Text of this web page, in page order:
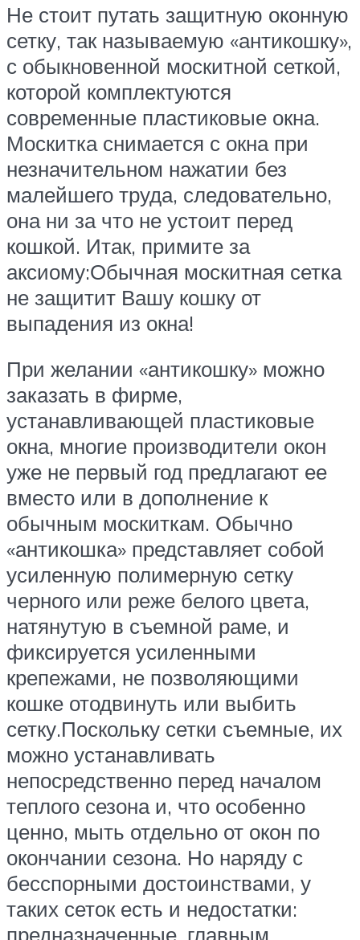
Не стоит путать защитную оконную
сетку, так называемую «антикошку»,
с обыкновенной москитной сеткой,
которой комплектуются
современные пластиковые окна.
Москитка снимается с окна при
незначительном нажатии без
малейшего труда, следовательно,
она ни за что не устоит перед
кошкой. Итак, примите за
аксиому:Обычная москитная сетка
не защитит Вашу кошку от
выпадения из окна!
При желании «антикошку» можно
заказать в фирме,
устанавливающей пластиковые
окна, многие производители окон
уже не первый год предлагают ее
вместо или в дополнение к
обычным москиткам. Обычно
«антикошка» представляет собой
усиленную полимерную сетку
черного или реже белого цвета,
натянутую в съемной раме, и
фиксируется усиленными
крепежами, не позволяющими
кошке отодвинуть или выбить
сетку.Поскольку сетки съемные, их
можно устанавливать
непосредственно перед началом
теплого сезона и, что особенно
ценно, мыть отдельно от окон по
окончании сезона. Но наряду с
бесспорными достоинствами, у
таких сеток есть и недостатки:
предназначенные, главным